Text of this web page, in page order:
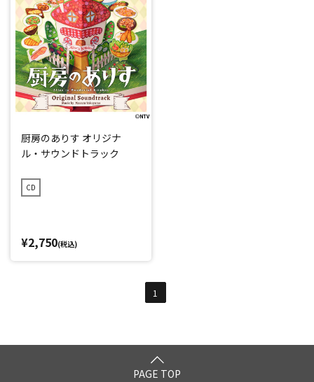
厨房のありす オリジナ
ル・サウンドトラック
CD
¥2,750(税込)
1
PAGE TOP